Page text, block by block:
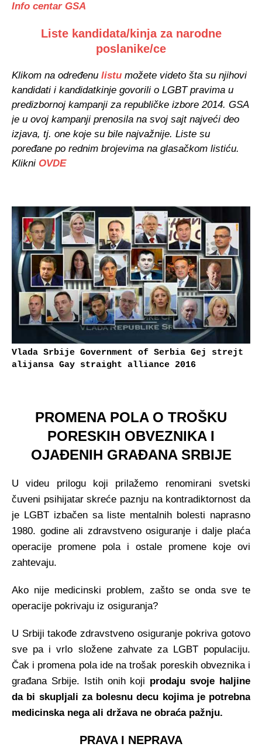
Info centar GSA
Liste kandidata/kinja za narodne
poslanike/ce
Klikom na određenu listu možete videto šta su njihovi
kandidati i kandidatkinje govorili o LGBT pravima u
predizbornoj kampanji za republičke izbore 2014. GSA
je u ovoj kampanji prenosila na svoj sajt najveći deo
izjava, tj. one koje su bile najvažnije. Liste su
poređane po rednim brojevima na glasačkom listiću.
Klikni OVDE
Vlada Srbije Government of Serbia Gej strejt
alijansa Gay straight alliance 2016
PROMENA POLA O TROŠKU
PORESKIH OBVEZNIKA I
OJAĐENIH GRAĐANA SRBIJE
U videu prilogu koji prilažemo renomirani svetski
čuveni psihijatar skreće paznju na kontradiktornost da
je LGBT izbačen sa liste mentalnih bolesti naprasno
1980. godine ali zdravstveno osiguranje i dalje plaća
operacije promene pola i ostale promene koje ovi
zahtevaju.
Ako nije medicinski problem, zašto se onda sve te
operacije pokrivaju iz osiguranja?
U Srbiji takođe zdravstveno osiguranje pokriva gotovo
sve pa i vrlo složene zahvate za LGBT populaciju.
Čak i promena pola ide na trošak poreskih obveznika i
građana Srbije. Istih onih koji prodaju svoje haljine
da bi skupljali za bolesnu decu kojima je potrebna
medicinska nega ali država ne obraća pažnju.
PRAVA I NEPRAVA